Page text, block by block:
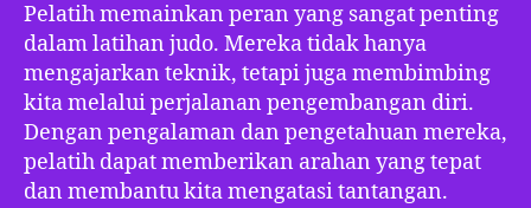
Pelatih memainkan peran yang sangat penting
dalam latihan judo. Mereka tidak hanya
mengajarkan teknik, tetapi juga membimbing
kita melalui perjalanan pengembangan diri.
Dengan pengalaman dan pengetahuan mereka,
pelatih dapat memberikan arahan yang tepat
dan membantu kita mengatasi tantangan.